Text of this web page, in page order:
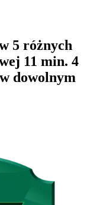
5 różnych
11 min. 4
dowolnym